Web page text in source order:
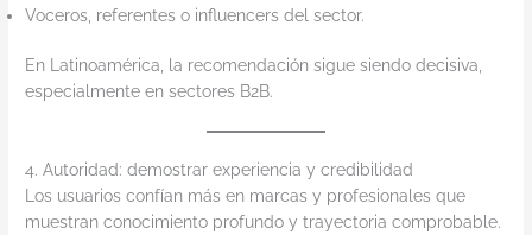
Voceros, referentes o influencers del sector.
En Latinoamérica, la recomendación sigue siendo decisiva,
especialmente en sectores B2B.
4. Autoridad: demostrar experiencia y credibilidad
Los usuarios confían más en marcas y profesionales que
muestran conocimiento profundo y trayectoria comprobable.